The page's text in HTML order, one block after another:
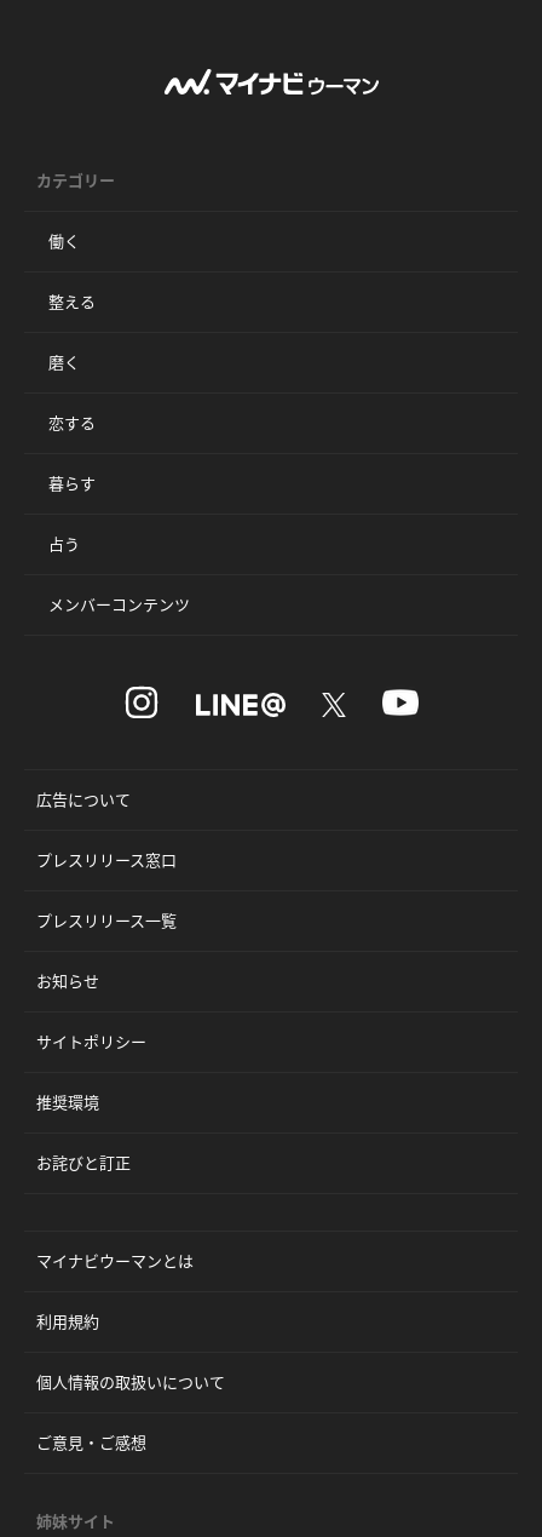
カテゴリー
働く
整える
磨く
恋する
暮らす
占う
メンバーコンテンツ
広告について
プレスリリース窓口
プレスリリース一覧
お知らせ
サイトポリシー
推奨環境
お詫びと訂正
マイナビウーマンとは
利用規約
個人情報の取扱いについて
ご意見・ご感想
姉妹サイト